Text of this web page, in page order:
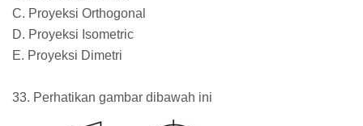
C. Proyeksi Orthogonal
D. Proyeksi Isometric
E. Proyeksi Dimetri
33. Perhatikan gambar dibawah ini